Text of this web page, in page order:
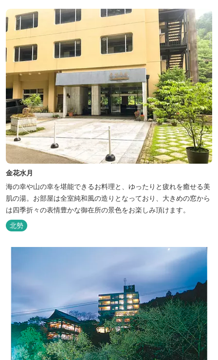
付き客室、露天風呂・ジ...
金花水月
海の幸や山の幸を堪能できるお料理と、ゆったりと疲れを癒せる美
肌の湯。お部屋は全室純和風の造りとなっており、大きめの窓から
は四季折々の表情豊かな御在所の景色をお楽しみ頂けます。
北勢